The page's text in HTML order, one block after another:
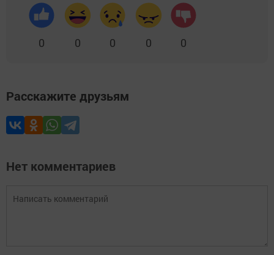
0 0 0 0 0
Расскажите друзьям
Нет комментариев